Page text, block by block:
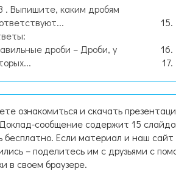
. Выпишите, каким дробям
дроби – Дроби, у
ознакомиться и скачать
сообщение содержит 15
бесплатно. Если материал и наш
– поделитесь им с друзьями с
в своем браузере.